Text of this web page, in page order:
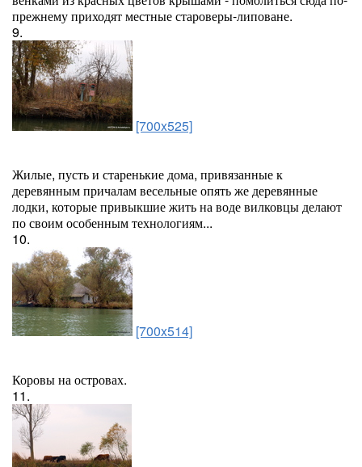
прежнему приходят местные староверы-липоване.
9.
[700x525]
Жилые, пусть и старенькие дома, привязанные к
деревянным причалам весельные опять же деревянные
лодки, которые привыкшие жить на воде вилковцы делают
по своим особенным технологиям...
10.
[700x514]
Коровы на островах.
11.